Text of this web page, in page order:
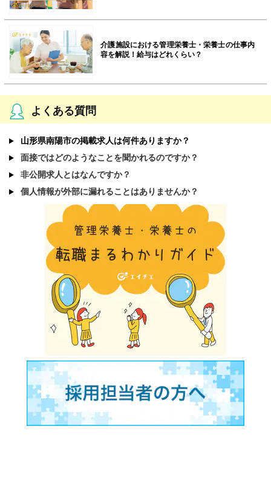
介護施設における管理栄養士・栄養士の仕事内
容を解説！給与はどれくらい？
よくある質問
山形県南陽市の掲載求人は何件ありますか？
面接ではどのようなことを聞かれるのですか？
非公開求人とはなんですか？
個人情報が外部に漏れることはありませんか？